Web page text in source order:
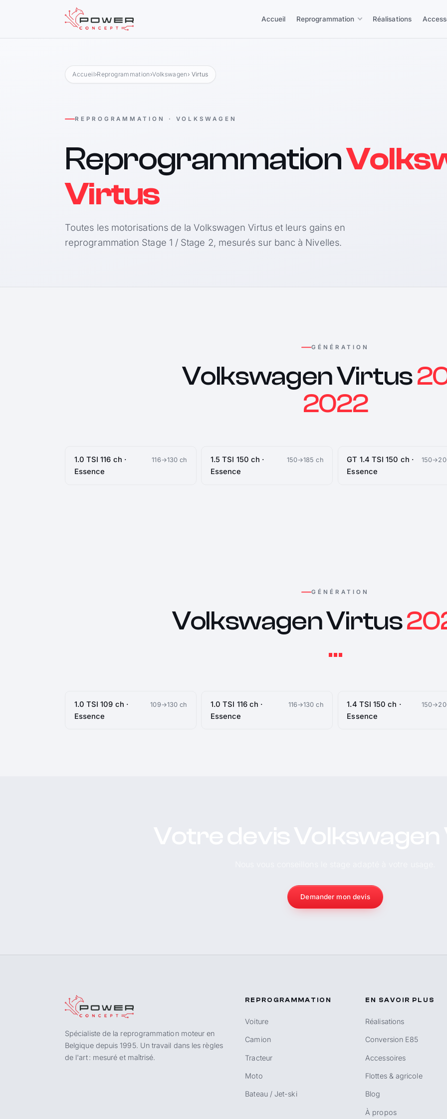
Accueil Reprogrammation Réalisations
Accueil›Reprogrammation ›Volkswagen › Virtus
REPROGRAMMATION · VOLKSWAGEN
Reprogrammation
Virtus
Toutes les motorisations de la Volkswagen Virtus et leurs gains en
reprogrammation Stage 1 / Stage 2, mesurés sur banc à Nivelles.
GÉNÉRATION
Volkswagen Virtus
2022
1.0 TSI 116 ch ·
Essence
116→130 ch
1.5 TSI 150 ch ·
Essence
150→185 ch
GT 1.4 TSI 150 ch ·
Essence
GÉNÉRATION
Volkswagen Virtus
...
1.0 TSI 109 ch ·
Essence
109→130 ch
1.0 TSI 116 ch ·
Essence
116→130 ch
1.4 TSI 150 ch ·
Essence
Demander mon devis
Spécialiste de la reprogrammation moteur en
Belgique depuis 1995. Un travail dans les règles
de l'art : mesuré et maîtrisé.
REPROGRAMMATION
Voiture
Camion
Tracteur
Moto
Bateau / Jet-ski
EN SAVOIR PLUS
Réalisations
Conversion E85
Accessoires
Flottes & agricole
Blog
À propos